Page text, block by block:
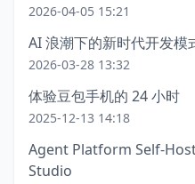
2026-04-05 15:21
AI 浪潮下的新时代开发
2026-03-28 13:32
体验豆包手机的 24 小时
2025-12-13 14:18
Agent Platform Self-
Studio